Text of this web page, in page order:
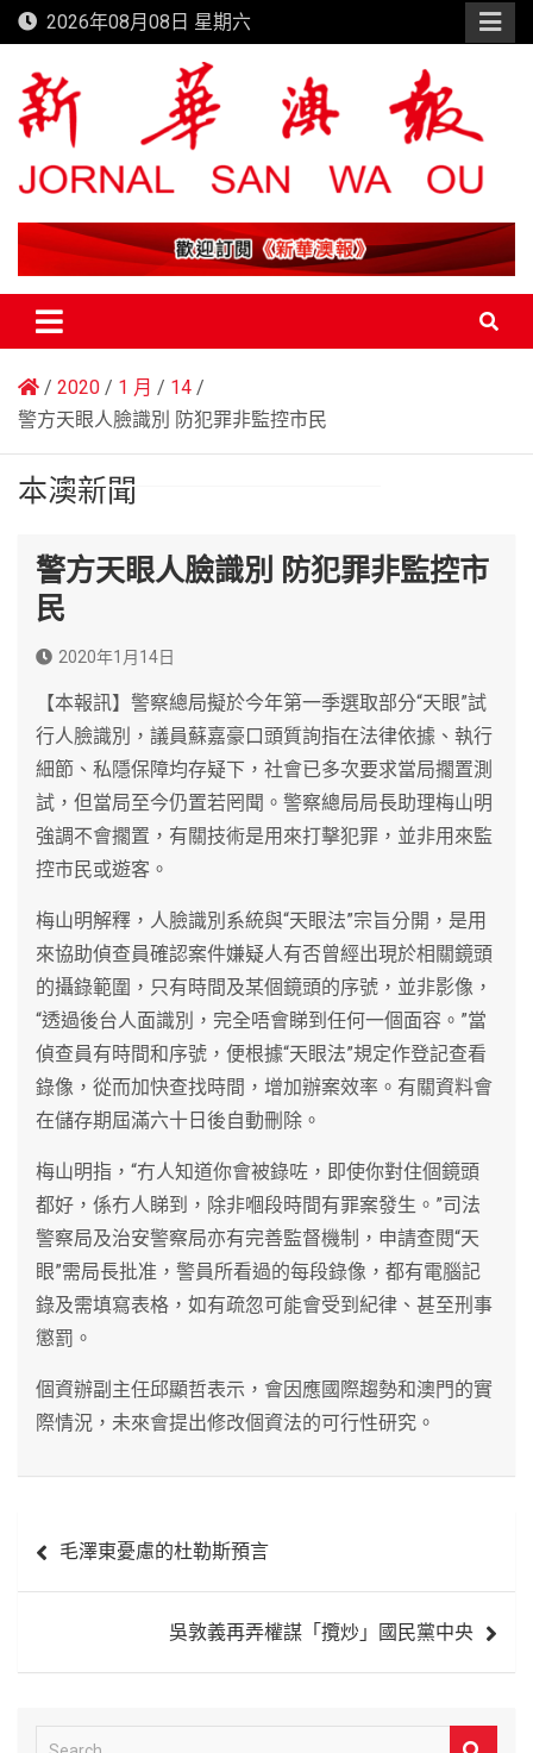
Skip
to
content
2026年08月08日 星期六
新華澳報
2020 1 月
14
警方天眼人臉識別 防犯罪非監控市民
本澳新聞
警方天眼人臉識別 防犯罪非監控市
民
2020年1月14日
【本報訊】警察總局擬於今年第一季選取部分“天眼”試
行人臉識別，議員蘇嘉豪口頭質詢指在法律依據、執行
細節、私隱保障均存疑下，社會已多次要求當局擱置測
試，但當局至今仍置若罔聞。警察總局局長助理梅山明
強調不會擱置，有關技術是用來打擊犯罪，並非用來監
控市民或遊客。
梅山明解釋，人臉識別系統與“天眼法”宗旨分開，是用
來協助偵查員確認案件嫌疑人有否曾經出現於相關鏡頭
的攝錄範圍，只有時間及某個鏡頭的序號，並非影像，
“透過後台人面識別，完全唔會睇到任何一個面容。”當
偵查員有時間和序號，便根據“天眼法”規定作登記查看
錄像，從而加快查找時間，增加辦案效率。有關資料會
在儲存期屆滿六十日後自動刪除。
梅山明指，“冇人知道你會被錄咗，即使你對住個鏡頭
都好，係冇人睇到，除非嗰段時間有罪案發生。”司法
警察局及治安警察局亦有完善監督機制，申請查閱“天
眼”需局長批准，警員所看過的每段錄像，都有電腦記
錄及需填寫表格，如有疏忽可能會受到紀律、甚至刑事
懲罰。
個資辦副主任邱顯哲表示，會因應國際趨勢和澳門的實
際情況，未來會提出修改個資法的可行性研究。
章
毛澤東憂慮的杜勒斯預言
吳敦義再弄權謀「攬炒」國民黨中央